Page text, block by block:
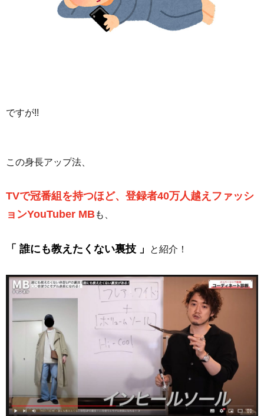
ですが!!
この身長アップ法、
TVで冠番組を持つほど、登録者40万人越えファッシ
ョンYouTuber MBも、
「 誰にも教えたくない裏技 」 と紹介！